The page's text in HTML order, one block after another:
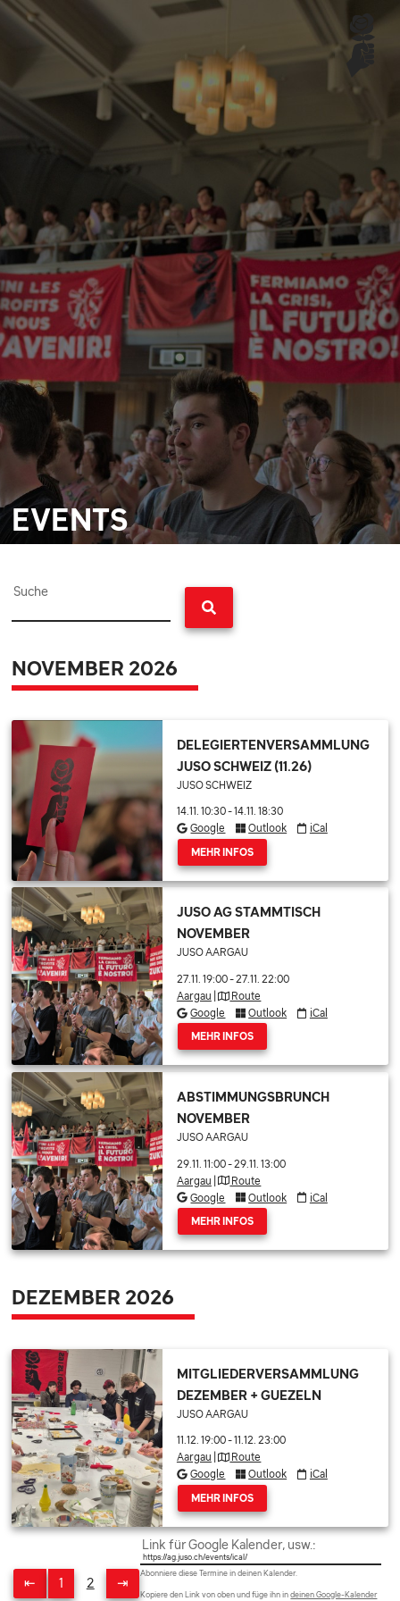
EVENTS
Suche
NOVEMBER 2026
DELEGIERTENVERSAMMLUNG
JUSO SCHWEIZ (11.26)
JUSO SCHWEIZ
14.11. 10:30-14.11. 18:30
Google
Outlook iCal
MEHR INFOS
JUSO AG STAMMTISCH
NOVEMBER
JUSO AARGAU
27.11. 19:00-27.11. 22:00
Aargau
Route
Google
Outlook iCal
MEHR INFOS
ABSTIMMUNGSBRUNCH
NOVEMBER
JUSO AARGAU
29.11. 11:00-29.11. 13:00
Aargau
Route
Google
Outlook iCal
MEHR INFOS
DEZEMBER 2026
MITGLIEDERVERSAMMLUNG
DEZEMBER + GUEZELN
JUSO AARGAU
11.12. 19:00-11.12. 23:00
Aargau
Route
Google
Outlook iCal
MEHR INFOS
⇤ 1 2 ⇥
Link für Google Kalender, usw.:
Abonniere diese Termine in deinen Kalender.
Kopiere den Link von oben und füge ihn indeinen Google-Kalender